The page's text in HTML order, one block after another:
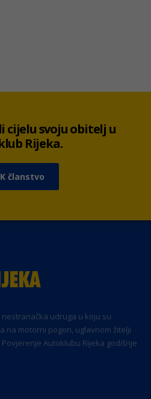
cijelu svoju obitelj u
Rijeka.
članstvo
udruga u koju su
na motorni pogon, uglavnom žitelji
Autoklubu Rijeka godišnje